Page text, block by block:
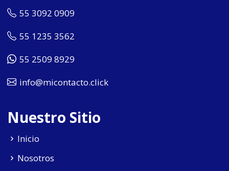
55 3092 0909
55 1235 3562
55 2509 8929
info@micontacto.click
Nuestro Sitio
Inicio
Nosotros